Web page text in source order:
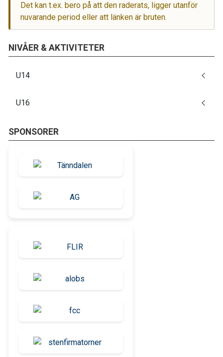
Det kan t.ex. bero på att den raderats, ligger utanför
nuvarande period eller att länken är bruten.
NIVÅER & AKTIVITETER
U14
U16
SPONSORER